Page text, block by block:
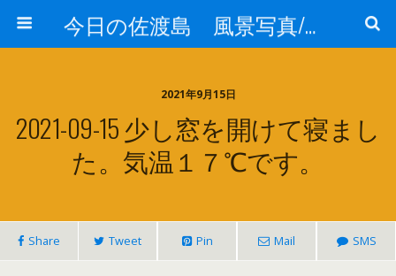
今日の佐渡島 風景写真/天気/お酒/お米/温泉
2021年9月15日
2021-09-15 少し窓を開けて寝まし
た。気温１７℃です。
Share Tweet Pin Mail SMS